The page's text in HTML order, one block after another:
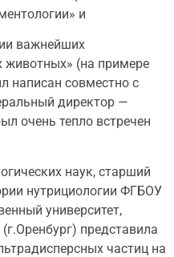
и
важнейших
(на примере
написан совместно с
директор —
очень тепло встречен
наук, старший
нутрициологии ФГБОУ
университет,
представила
частиц на